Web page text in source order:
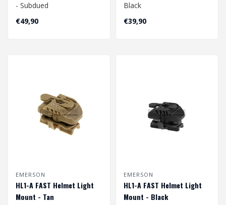
- Subdued
€49,90
Black
€39,90
EMERSON
HL1-A FAST Helmet Light
Mount - Tan
EMERSON
HL1-A FAST Helmet Light
Mount - Black